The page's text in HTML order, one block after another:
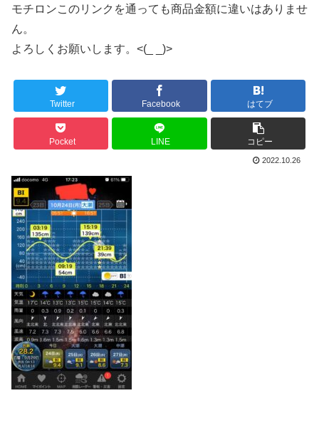
モチロンこのリンクを通っても商品金額に違いはありませ
ん。
よろしくお願いします。<(_ _)>
Twitter Facebook はてブ
Pocket LINE コピー
2022.10.26